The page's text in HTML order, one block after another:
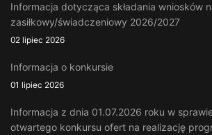
Informacja dotycząca składania wniosków
zasiłkowy/świadczeniowy 2026/2027
02 lipiec 2026
Informacja o konkursie
01 lipiec 2026
Informacja z dnia 01.07.2026 roku w
otwartego konkursu ofert na realizację